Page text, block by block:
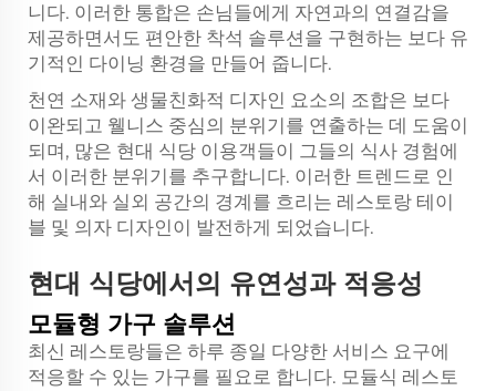
니다. 이러한 통합은 손님들에게 자연과의 연결감을
제공하면서도 편안한 착석 솔루션을 구현하는 보다 유
기적인 다이닝 환경을 만들어 줍니다.
천연 소재와 생물친화적 디자인 요소의 조합은 보다
이완되고 웰니스 중심의 분위기를 연출하는 데 도움이
되며, 많은 현대 식당 이용객들이 그들의 식사 경험에
서 이러한 분위기를 추구합니다. 이러한 트렌드로 인
해 실내와 실외 공간의 경계를 흐리는 레스토랑 테이
블 및 의자 디자인이 발전하게 되었습니다.
현대 식당에서의 유연성과 적응성
모듈형 가구 솔루션
최신 레스토랑들은 하루 종일 다양한 서비스 요구에
적응할 수 있는 가구를 필요로 합니다. 모듈식 레스토